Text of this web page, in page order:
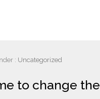
: Uncategorized
to change